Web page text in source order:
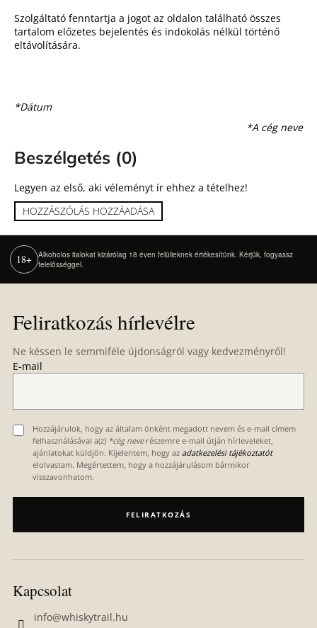
Szolgáltató fenntartja a jogot az oldalon található összes
tartalom előzetes bejelentés és indokolás nélkül történő
eltávolítására.
*Dátum
*A cég neve
Beszélgetés (0)
Legyen az első, aki véleményt ír ehhez a tételhez!
HOZZÁSZÓLÁS HOZZÁADÁSA
18+
Alkoholos italokat kizárólag 18 éven felülieknek értékesítünk. Kérjük, fogyassz
felelősséggel.
Feliratkozás hírlevélre
Ne késsen le semmiféle újdonságról vagy kedvezményről!
E-mail
Hozzájárulok, hogy az általam önként megadott nevem és e-mail címem
felhasználásával a(z) *cég neverészemre e-mail útján hírleveleket,
ajánlatokat küldjön. Kijelentem, hogy az adatkezelési tájékoztatót
elolvastam. Megértettem, hogy a hozzájárulásom bármikor
visszavonhatom.
FELIRATKOZÁS
Kapcsolat
info@whiskytrail.hu